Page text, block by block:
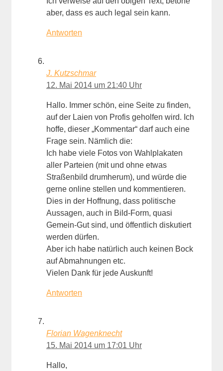
aber, dass es auch legal sein kann.
Antworten
J. Kutzschmar
12. Mai 2014 um 21:40 Uhr
Hallo. Immer schön, eine Seite zu finden,
auf der Laien von Profis geholfen wird. Ich
hoffe, dieser „Kommentar“ darf auch eine
Frage sein. Nämlich die:
Ich habe viele Fotos von Wahlplakaten
aller Parteien (mit und ohne etwas
Straßenbild drumherum), und würde die
gerne online stellen und kommentieren.
Dies in der Hoffnung, dass politische
Aussagen, auch in Bild-Form, quasi
Gemein-Gut sind, und öffentlich diskutiert
werden dürfen.
Aber ich habe natürlich auch keinen Bock
auf Abmahnungen etc.
Vielen Dank für jede Auskunft!
Antworten
Florian Wagenknecht
15. Mai 2014 um 17:01 Uhr
Hallo,